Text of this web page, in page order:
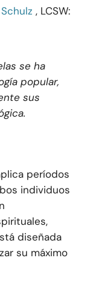
, LCSW:
se ha
popular,
sus
períodos
individuos
diseñada
su máximo